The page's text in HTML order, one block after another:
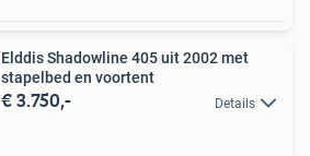
Elddis Shadowline 405 uit 2002 met
stapelbed en voortent
€ 3.750,- Details